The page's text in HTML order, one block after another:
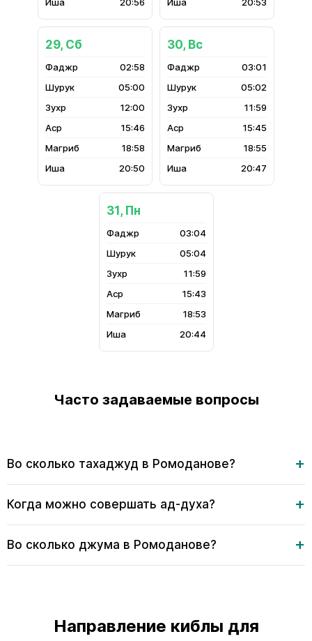
29, Сб
02:58
05:00
12:00
15:46
18:58
20:50
30, Вс
03:01
05:02
11:59
15:45
18:55
20:47
31, Пн
03:04
05:04
11:59
15:43
18:53
20:44
Часто задаваемые вопросы
Во сколько тахаджуд в Ромоданове?
Когда можно совершать ад-духа?
Во сколько джума в Ромоданове?
Направление киблы для